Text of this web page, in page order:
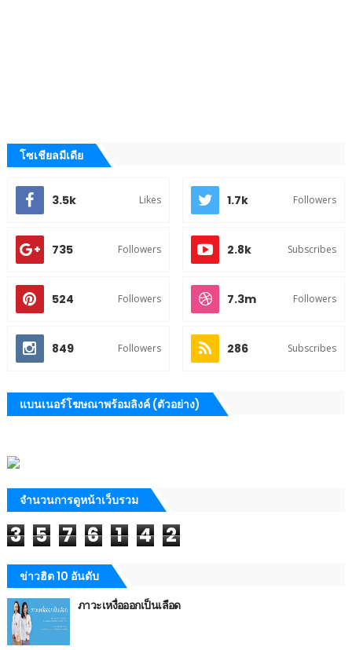
โซเชียลมีเดีย
3.5k Likes 1.7k Followers
735 Followers 2.8k Subscribes
524 Followers 7.3m Followers
849 Followers 286 Subscribes
แบนเนอร์โฆษณาพร้อมลิงค์ (ตัวอย่าง)
จำนวนการดูหน้าเว็บรวม
3 5 7 6 1 4 2
ข่าวฮิต 10 อันดับ
ภาวะเหงื่อออกเป็นเลือด